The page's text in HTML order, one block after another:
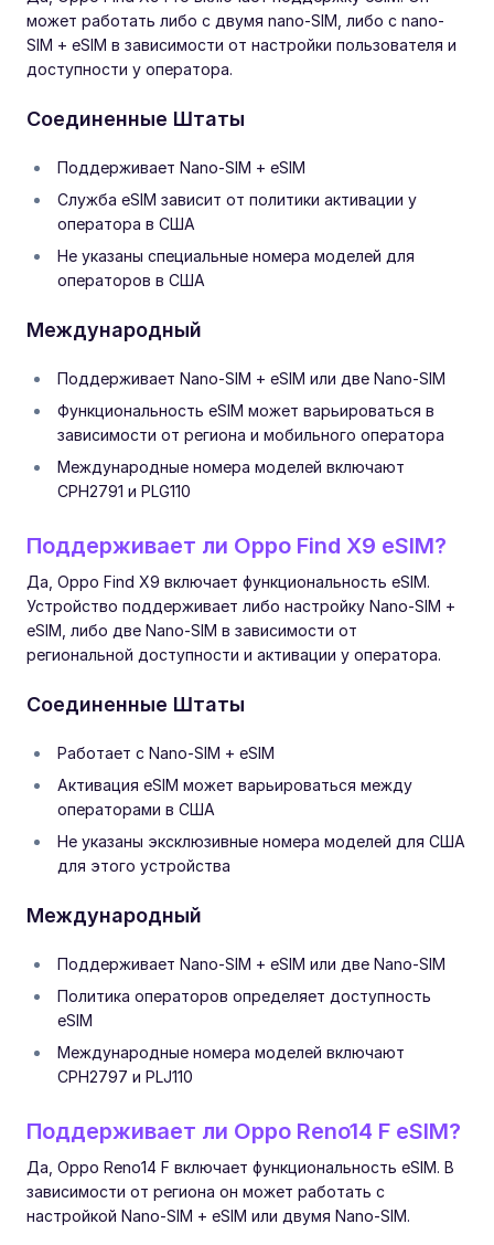
может работать либо с двумя nano-SIM, либо с nano-
SIM + eSIM в зависимости от настройки пользователя и
доступности у оператора.
Соединенные Штаты
Поддерживает Nano-SIM + eSIM
Служба eSIM зависит от политики активации у
оператора в США
Не указаны специальные номера моделей для
операторов в США
Международный
Поддерживает Nano-SIM + eSIM или две Nano-SIM
Функциональность eSIM может варьироваться в
зависимости от региона и мобильного оператора
Международные номера моделей включают
CPH2791 и PLG110
Поддерживает ли Oppo Find X9 eSIM?
Да, Oppo Find X9 включает функциональность eSIM.
Устройство поддерживает либо настройку Nano-SIM +
eSIM, либо две Nano-SIM в зависимости от
региональной доступности и активации у оператора.
Соединенные Штаты
Работает с Nano-SIM + eSIM
Активация eSIM может варьироваться между
операторами в США
Не указаны эксклюзивные номера моделей для США
для этого устройства
Международный
Поддерживает Nano-SIM + eSIM или две Nano-SIM
Политика операторов определяет доступность
eSIM
Международные номера моделей включают
CPH2797 и PLJ110
Поддерживает ли Oppo Reno14 F eSIM?
Да, Oppo Reno14 F включает функциональность eSIM. В
зависимости от региона он может работать с
настройкой Nano-SIM + eSIM или двумя Nano-SIM.